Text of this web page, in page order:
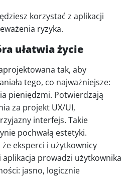
korzystać z aplikacji
ryzyka.
ułatwia życie
tak, aby
tego, co najważniejsze:
pieniędzmi. Potwierdzają
za projekt UX/UI,
interfejs. Takie
pochwałą estetyki.
eksperci i użytkownicy
prowadzi użytkownika
jasno, logicznie